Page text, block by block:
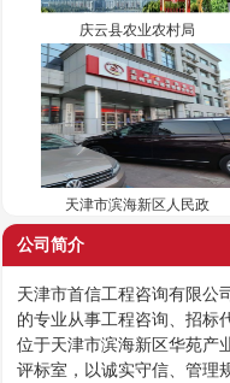
庆云县农业农村局
天津市滨海新区人民政
公司简介
天津市首信工程咨询有限公
的专业从事工程咨询、招标
位于天津市滨海新区华苑产
评标室，以诚实守信、管理